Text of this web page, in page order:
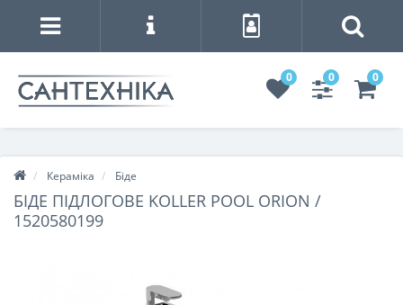
0 0 0
Кераміка Біде
БІДЕ ПІДЛОГОВЕ KOLLER POOL ORION /
1520580199